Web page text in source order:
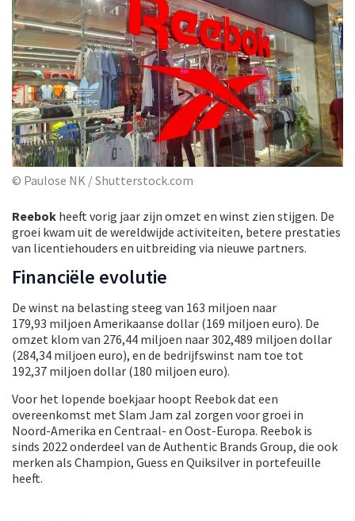
© Paulose NK / Shutterstock.com
Reebok heeft vorig jaar zijn omzet en winst zien stijgen. De
groei kwam uit de wereldwijde activiteiten, betere prestaties
van licentiehouders en uitbreiding via nieuwe partners.
Financiële evolutie
De winst na belasting steeg van 163 miljoen naar
179,93 miljoen Amerikaanse dollar (169 miljoen euro). De
omzet klom van 276,44 miljoen naar 302,489 miljoen dollar
(284,34 miljoen euro), en de bedrijfswinst nam toe tot
192,37 miljoen dollar (180 miljoen euro).
Voor het lopende boekjaar hoopt Reebok dat een
overeenkomst met Slam Jam zal zorgen voor groei in
Noord-Amerika en Centraal- en Oost-Europa. Reebok is
sinds 2022 onderdeel van de Authentic Brands Group, die ook
merken als Champion, Guess en Quiksilver in portefeuille
heeft.